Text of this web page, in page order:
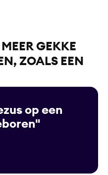
GEKKE
ZOALS EEN
op een